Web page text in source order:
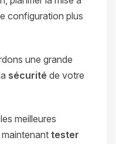
configuration plus
une grande
sécurité de votre
meilleures
tester